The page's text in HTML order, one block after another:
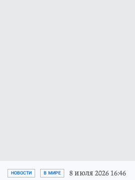
НОВОСТИ В МИРЕ 8 июля 2026 16:46